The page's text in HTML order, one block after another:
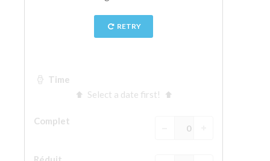
la Basilique de Santa Croce